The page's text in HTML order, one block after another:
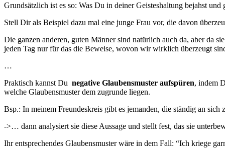
Grundsätzlich ist es so: Was Du in deiner Geisteshaltung bejahst
Stell Dir als Beispiel dazu mal eine junge Frau vor, die davon
Die ganzen anderen, guten Männer sind natürlich auch da, aber da
jeden Tag nur für das die Beweise, wovon wir wirklich überzeugt
…
Praktisch kannst Du negative Glaubensmuster aufspüren, indem
welche Glaubensmuster dem zugrunde liegen.
Bsp.: In meinem Freundeskreis gibt es jemanden, die ständig an
->… dann analysiert sie diese Aussage und stellt fest, das sie
Ihr entsprechendes Glaubensmuster wäre in dem Fall: “Ich kriege